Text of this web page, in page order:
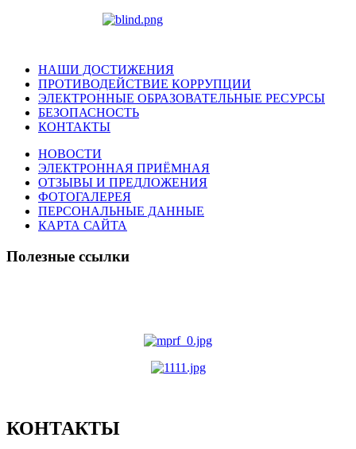
НАШИ ДОСТИЖЕНИЯ
ПРОТИВОДЕЙСТВИЕ КОРРУПЦИИ
ЭЛЕКТРОННЫЕ ОБРАЗОВАТЕЛЬНЫЕ РЕСУРСЫ
БЕЗОПАСНОСТЬ
КОНТАКТЫ
НОВОСТИ
ЭЛЕКТРОННАЯ ПРИЁМНАЯ
ОТЗЫВЫ И ПРЕДЛОЖЕНИЯ
ФОТОГАЛЕРЕЯ
ПЕРСОНАЛЬНЫЕ ДАННЫЕ
КАРТА САЙТА
Полезные ссылки
КОНТАКТЫ